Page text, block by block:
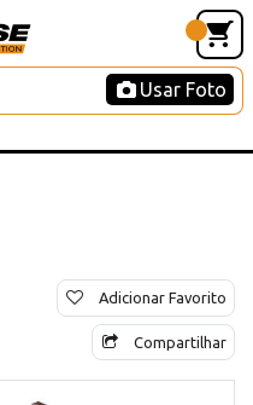
Usar Foto
Adicionar Favorito
Compartilhar